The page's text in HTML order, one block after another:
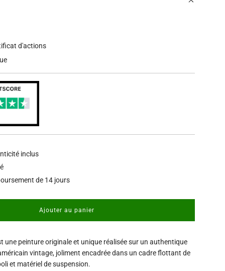
d'actions
inclus
de 14 jours
Ajouter au panier
c
h
r
g
e
une peinture originale et unique réalisée sur un authentique
vintage, joliment encadrée dans un cadre flottant de
et matériel de suspension.